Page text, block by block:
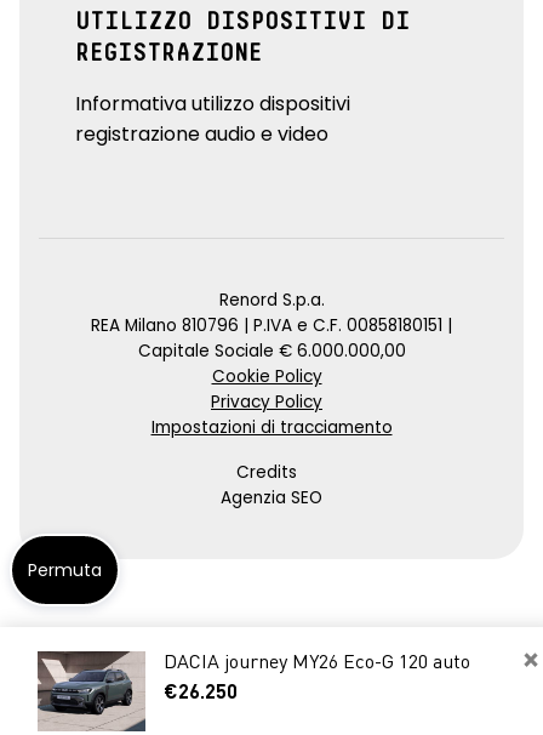
×
DACIA journey MY26 Eco-G 120 auto
€26.250
UTILIZZO DISPOSITIVI DI
REGISTRAZIONE
Informativa utilizzo dispositivi
registrazione audio e video
Renord S.p.a.
REA Milano 810796 | P.IVA e C.F. 00858180151 |
Capitale Sociale € 6.000.000,00
Cookie Policy
Privacy Policy
Impostazioni di tracciamento
Credits
Agenzia SEO
Permuta